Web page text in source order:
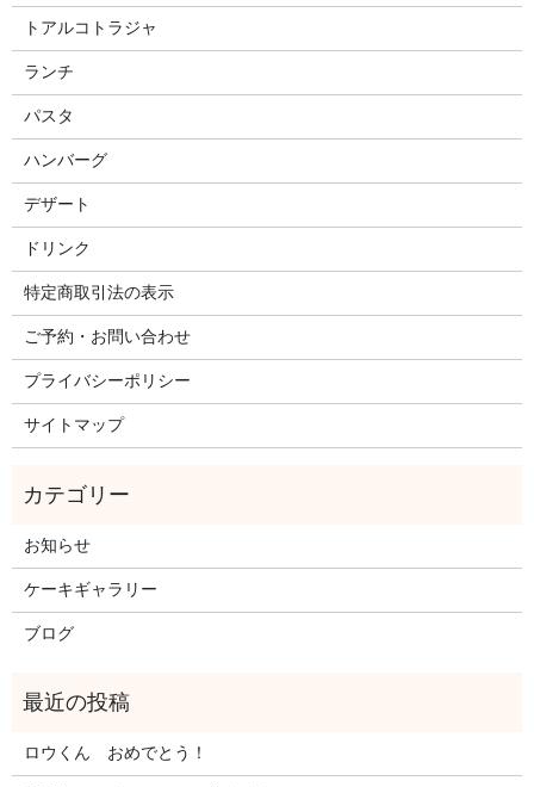
トアルコトラジャ
ランチ
パスタ
ハンバーグ
デザート
ドリンク
特定商取引法の表示
ご予約・お問い合わせ
プライバシーポリシー
サイトマップ
お知らせ
ケーキギャラリー
ブログ
ロウくん おめでとう！